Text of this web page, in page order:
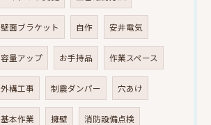
壁面ブラケット 自作 安井電気
容量アップ お手持品 作業スペース
外構工事 制震ダンパー 穴あけ
基本作業 擁壁 消防設備点検